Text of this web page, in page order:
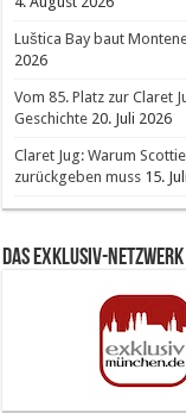
Luštica Bay baut
2026
Vom 85. Platz zur Claret
Geschichte 20. Juli 2026
Claret Jug: Warum
zurückgeben muss 15.
Das Exklusiv-Netzwerk